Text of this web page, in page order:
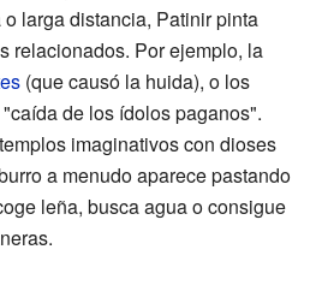
larga distancia, Patinir pinta
relacionados. Por ejemplo, la
(que causó la huida), o los
de los ídolos paganos".
imaginativos con dioses
a menudo aparece pastando
leña, busca agua o consigue